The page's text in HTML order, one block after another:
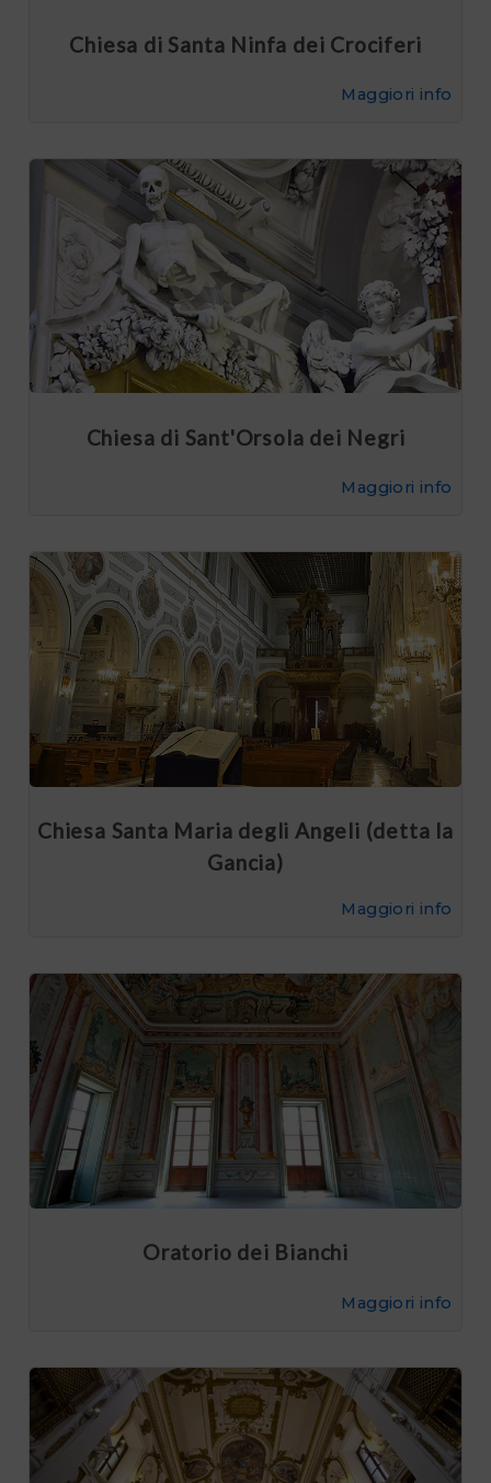
Chiesa di Santa Ninfa dei Crociferi
Maggiori info
Chiesa di Sant'Orsola dei Negri
Maggiori info
Chiesa Santa Maria degli Angeli (detta la
Gancia)
Maggiori info
Oratorio dei Bianchi
Maggiori info